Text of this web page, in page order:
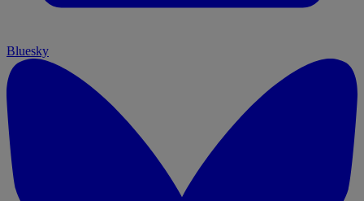
Bluesky